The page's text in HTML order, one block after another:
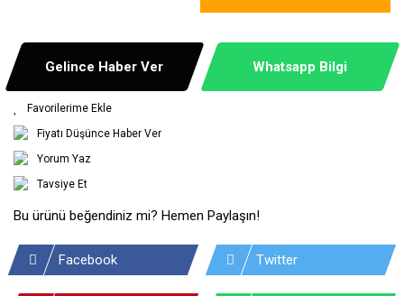
Gelince Haber Ver Whatsapp Bilgi
Fiyatı Düşünce Haber Ver
Yorum Yaz
Tavsiye Et
Bu ürünü beğendiniz mi? Hemen Paylaşın!
Facebook Twitter